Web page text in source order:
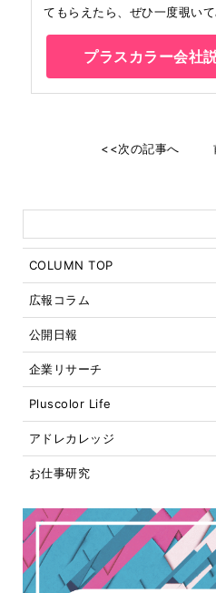
てもらえたら、ぜひ一度覗いて
プラスカラー会社
<<次の記事へ
COLUMN TOP
広報コラム
公開日報
企業リサーチ
Pluscolor Life
アドレカレッジ
お仕事研究